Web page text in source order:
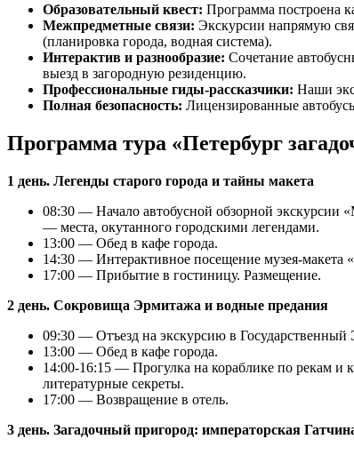
Образовательный квест: Программа построена
Межпредметные связи: Экскурсии напрямую
(планировка города, водная система).
Интерактив и разнообразие: Сочетание
выезд в загородную резиденцию.
Профессиональные гиды-рассказчики: Наши
Полная безопасность: Лицензированные
Программа тура «Петербург
1 день. Легенды старого города и тайны макета
08:30 — Начало автобусной обзорной экскурсии
— места, окутанного городскими легендами.
13:00 — Обед в кафе города.
14:30 — Интерактивное посещение музея-макета
17:00 — Прибытие в гостиницу. Размещение.
2 день. Сокровища Эрмитажа и водные предания
09:30 — Отъезд на экскурсию в
13:00 — Обед в кафе города.
14:00-16:15 — Прогулка на кораблике по рекам и
литературные секреты.
17:00 — Возвращение в отель.
3 день. Загадочный пригород: императорская